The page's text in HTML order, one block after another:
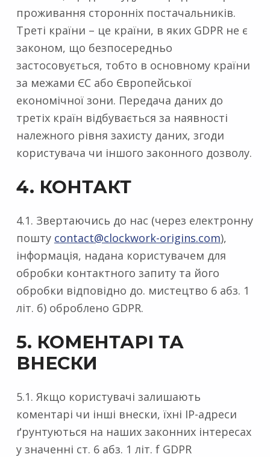
проживання сторонніх постачальників.
Треті країни – це країни, в яких GDPR не є
законом, що безпосередньо
застосовується, тобто в основному країни
за межами ЄС або Європейської
економічної зони. Передача даних до
третіх країн відбувається за наявності
належного рівня захисту даних, згоди
користувача чи іншого законного дозволу.
4. КОНТАКТ
4.1. Звертаючись до нас (через електронну
пошту contact@clockwork-origins.com),
інформація, надана користувачем для
обробки контактного запиту та його
обробки відповідно до. мистецтво 6 абз. 1
літ. б) оброблено GDPR.
5. КОМЕНТАРІ ТА
ВНЕСКИ
5.1. Якщо користувачі залишають
коментарі чи інші внески, їхні IP-адреси
ґрунтуються на наших законних інтересах
у значенні ст. 6 абз. 1 літ. f GDPR